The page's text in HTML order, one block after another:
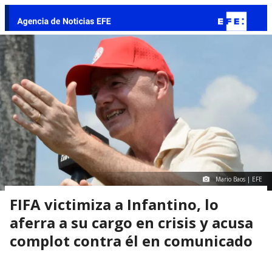
Mario Baos | EFE
FIFA victimiza a Infantino, lo
aferra a su cargo en crisis y acusa
complot contra él en comunicado